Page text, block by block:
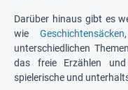
Darüber hinaus gibt es
wieGeschichtensäcken
unterschiedlichen
das freie Erzählen
spielerische und